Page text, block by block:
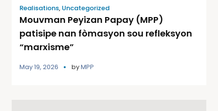
Realisations, Uncategorized
Mouvman Peyizan Papay (MPP)
patisipe nan fòmasyon sou refleksyon
“marxisme”
May 19, 2026 byMPP